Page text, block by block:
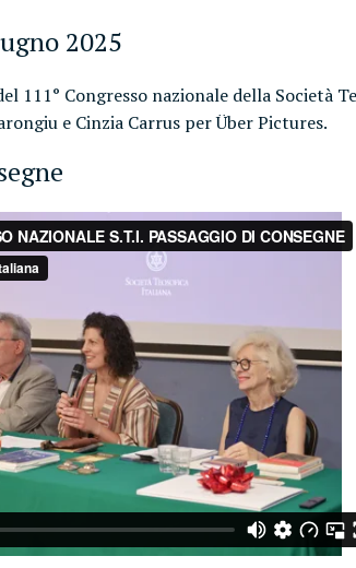
2025
111° Congresso nazionale della Società
e Cinzia Carrus per Über Pictures.